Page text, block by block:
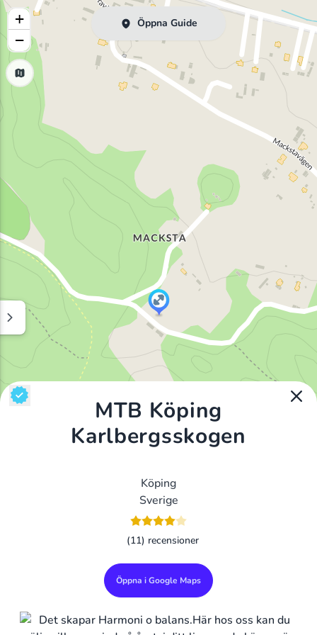
Öppna Guide
+
−
MTB Köping
Karlbergsskogen
Köping
Sverige
(11) recensioner
Öppna i Google Maps
Alla Gym I Sverige